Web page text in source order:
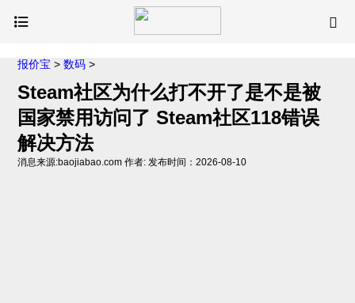
报价宝 >数码 >
Steam社区为什么打不开了是不是被
国家禁用访问了 Steam社区118错误
解决方法
消息来源:baojiabao.com 作者: 发布时间：2026-08-10